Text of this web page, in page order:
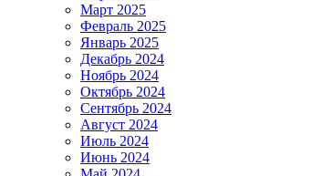
Март 2025
Февраль 2025
Январь 2025
Декабрь 2024
Ноябрь 2024
Октябрь 2024
Сентябрь 2024
Август 2024
Июль 2024
Июнь 2024